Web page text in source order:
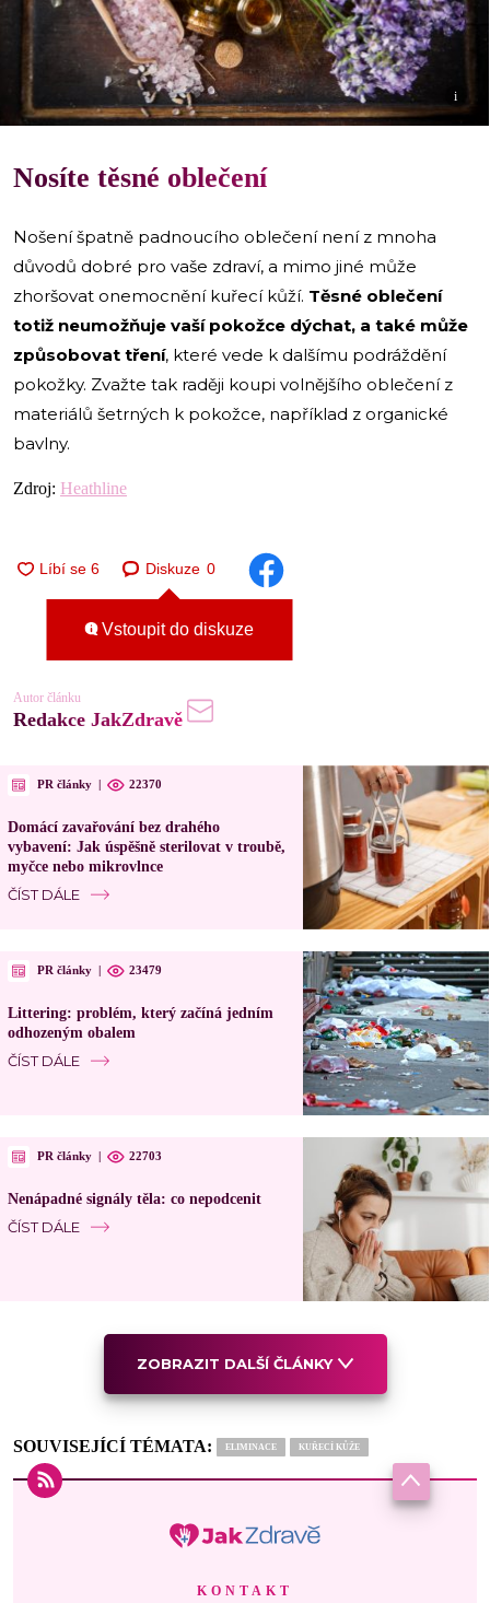
i
Nosíte těsné oblečení
Nošení špatně padnoucího oblečení není z mnoha
důvodů dobré pro vaše zdraví, a mimo jiné může
zhoršovat onemocnění kuřecí kůží. Těsné oblečení
totiž neumožňuje vaší pokožce dýchat, a také může
způsobovat tření, které vede k dalšímu podráždění
pokožky. Zvažte tak raději koupi volnějšího oblečení z
materiálů šetrných k pokožce, například z organické
bavlny.
Zdroj: Heathline
Diskuze 0
Vstoupit do diskuze
Autor článku
Redakce JakZdravě
PR články | 22370
Domácí zavařování bez drahého
vybavení: Jak úspěšně sterilovat v troubě,
myčce nebo mikrovlnce
ČÍST DÁLE
PR články | 23479
Littering: problém, který začíná jedním
odhozeným obalem
ČÍST DÁLE
PR články | 22703
Nenápadné signály těla: co nepodcenit
ČÍST DÁLE
ZOBRAZIT DALŠÍ ČLÁNKY
SOUVISEJÍCÍ TÉMATA: ELIMINACE KUŘECÍ KŮŽE
KONTAKT